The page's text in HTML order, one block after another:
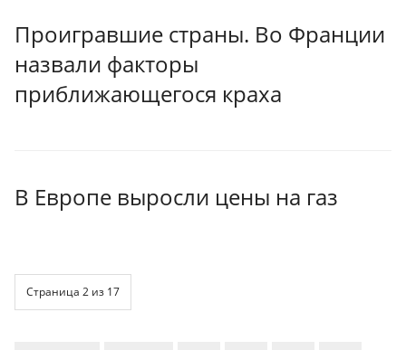
Проигравшие страны. Во Франции
назвали факторы
приближающегося краха
В Европе выросли цены на газ
Страница 2 из 17